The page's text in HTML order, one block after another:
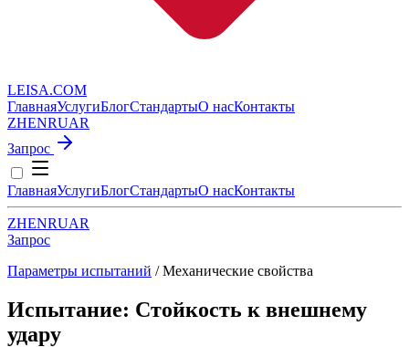
LEISA.COM
ГлавнаяУслугиБлогСтандартыО насКонтакты
ZHENRUAR
Запрос
ГлавнаяУслугиБлогСтандартыО насКонтакты
ZHENRUAR
Запрос
Параметры испытаний / Механические свойства
Испытание: Стойкость к внешнему
удару